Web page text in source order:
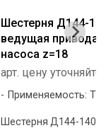
Шестерня Д144-
ведущая привода
насоса z=18
арт. цену уточняйте
Применяемость: Т-
Шестерня Д144-